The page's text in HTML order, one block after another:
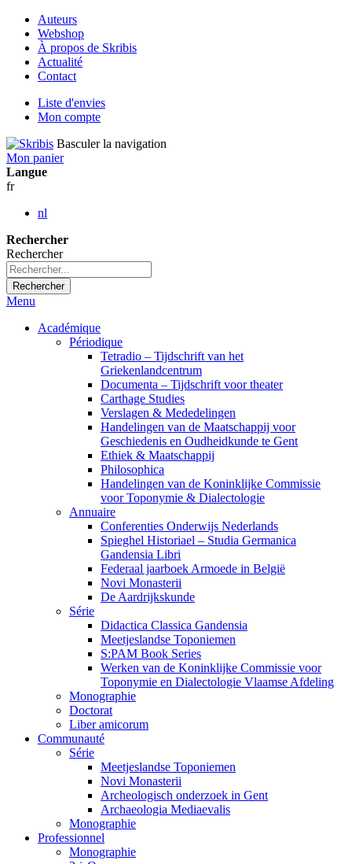
Auteurs
Webshop
À propos de Skribis
Actualité
Contact
Liste d'envies
Mon compte
Basculer la navigation
Mon panier
Langue
fr
nl
Rechercher
Rechercher
Rechercher
Menu
Académique
Périodique
Tetradio – Tijdschrift van het
Griekenlandcentrum
Documenta – Tijdschrift voor theater
Carthage Studies
Verslagen & Mededelingen
Handelingen van de Maatschappij voor
Geschiedenis en Oudheidkunde te Gent
Ethiek & Maatschappij
Philosophica
Handelingen van de Koninklijke Commissie
voor Toponymie & Dialectologie
Annuaire
Conferenties Onderwijs Nederlands
Spieghel Historiael – Studia Germanica
Gandensia Libri
Federaal jaarboek Armoede in België
Novi Monasterii
De Aardrijkskunde
Série
Didactica Classica Gandensia
Meetjeslandse Toponiemen
S:PAM Book Series
Werken van de Koninklijke Commissie voor
Toponymie en Dialectologie Vlaamse Afdeling
Monographie
Doctorat
Liber amicorum
Communauté
Série
Meetjeslandse Toponiemen
Novi Monasterii
Archeologisch onderzoek in Gent
Archaeologia Mediaevalis
Monographie
Professionnel
Monographie